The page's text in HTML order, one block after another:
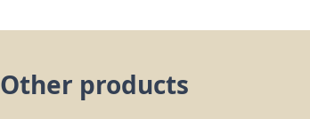
Other products